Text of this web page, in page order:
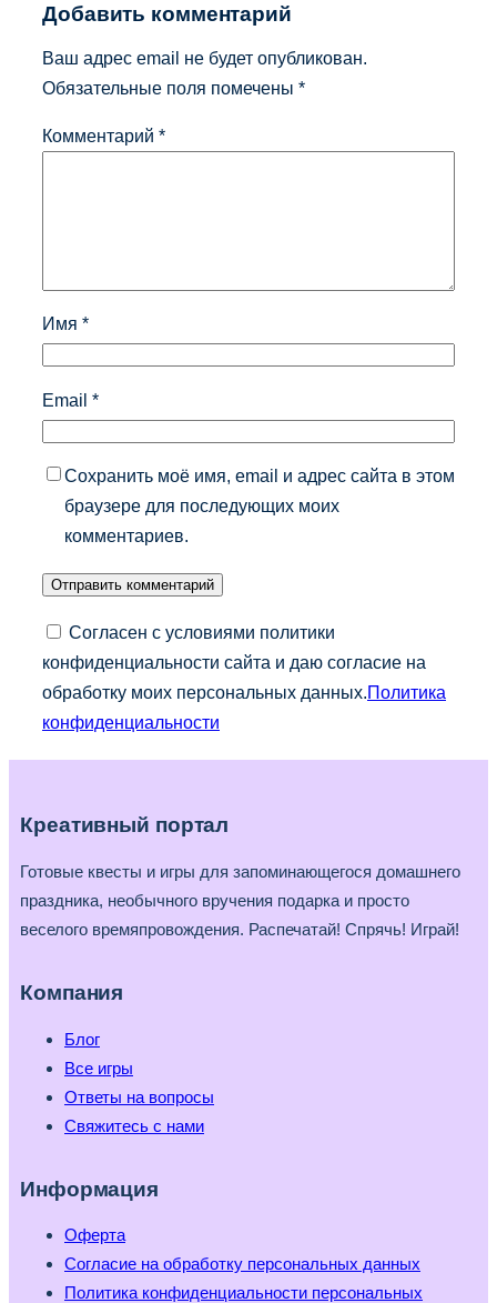
Добавить комментарий
Ваш адрес email не будет опубликован.
Обязательные поля помечены *
Комментарий *
Имя *
Email *
Сохранить моё имя, email и адрес сайта в этом
браузере для последующих моих
комментариев.
Согласен с условиями политики
конфиденциальности сайта и даю согласие на
обработку моих персональных данных. Политика
конфиденциальности
Креативный портал
Готовые квесты и игры для запоминающегося домашнего
праздника, необычного вручения подарка и просто
веселого времяпровождения. Распечатай! Спрячь! Играй!
Компания
Блог
Все игры
Ответы на вопросы
Свяжитесь с нами
Информация
Оферта
Согласие на обработку персональных данных
Политика конфиденциальности персональных